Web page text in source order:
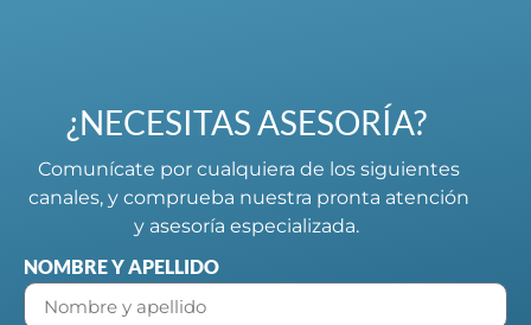
¿NECESITAS ASESORÍA?
Comunícate por cualquiera de los siguientes
canales, y comprueba nuestra pronta atención
y asesoría especializada.
NOMBRE Y APELLIDO